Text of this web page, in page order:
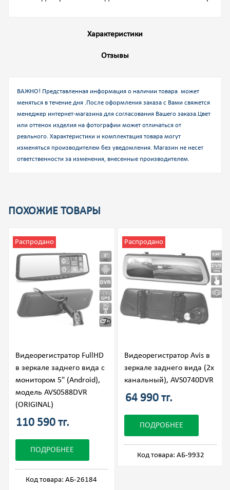
Характеристики
Отзывы
ВАЖНО! Представленная информация о наличии товара может
меняться в течение дня .После оформления заказа с Вами свяжется
менеджер интернет-магазина для согласования Вашего заказа.Цвет
или оттенок изделия на фотографии может отличаться от
реального. Характеристики и комплектация товара могут
изменяться производителем без уведомления. Магазин не несет
ответственности за изменения, внесенные производителем.
ПОХОЖИЕ ТОВАРЫ
Видеорегистратор FullHD
в зеркале заднего вида с
монитором 5" (Android),
модель AVS0588DVR
(ORIGINAL)
Распродано
110 590 тг.
ПОДРОБНЕЕ
Код товара: АБ-26184
Видеорегистратор Avis в
зеркале заднего вида (2х
канальный), AVS0740DVR
Распродано
64 990 тг.
ПОДРОБНЕЕ
Код товара: АБ-9932